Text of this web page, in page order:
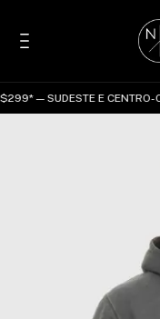
— SUDESTE E CENTRO-